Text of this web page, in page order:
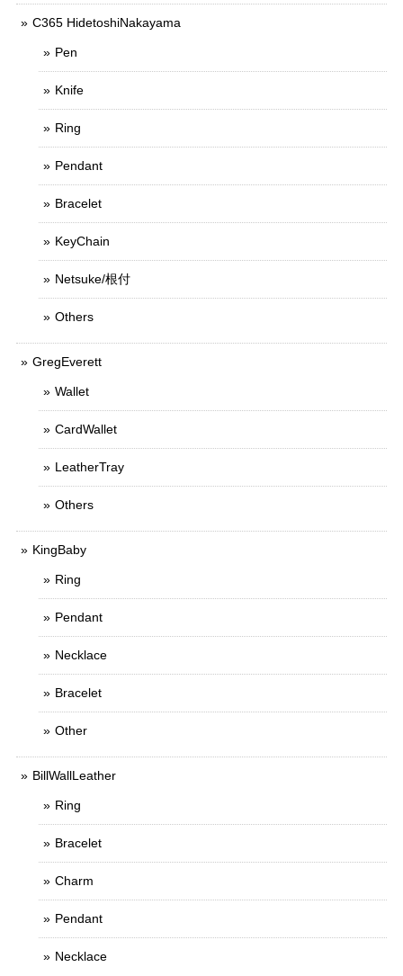
C365 HidetoshiNakayama
Pen
Knife
Ring
Pendant
Bracelet
KeyChain
Netsuke/根付
Others
GregEverett
Wallet
CardWallet
LeatherTray
Others
KingBaby
Ring
Pendant
Necklace
Bracelet
Other
BillWallLeather
Ring
Bracelet
Charm
Pendant
Necklace